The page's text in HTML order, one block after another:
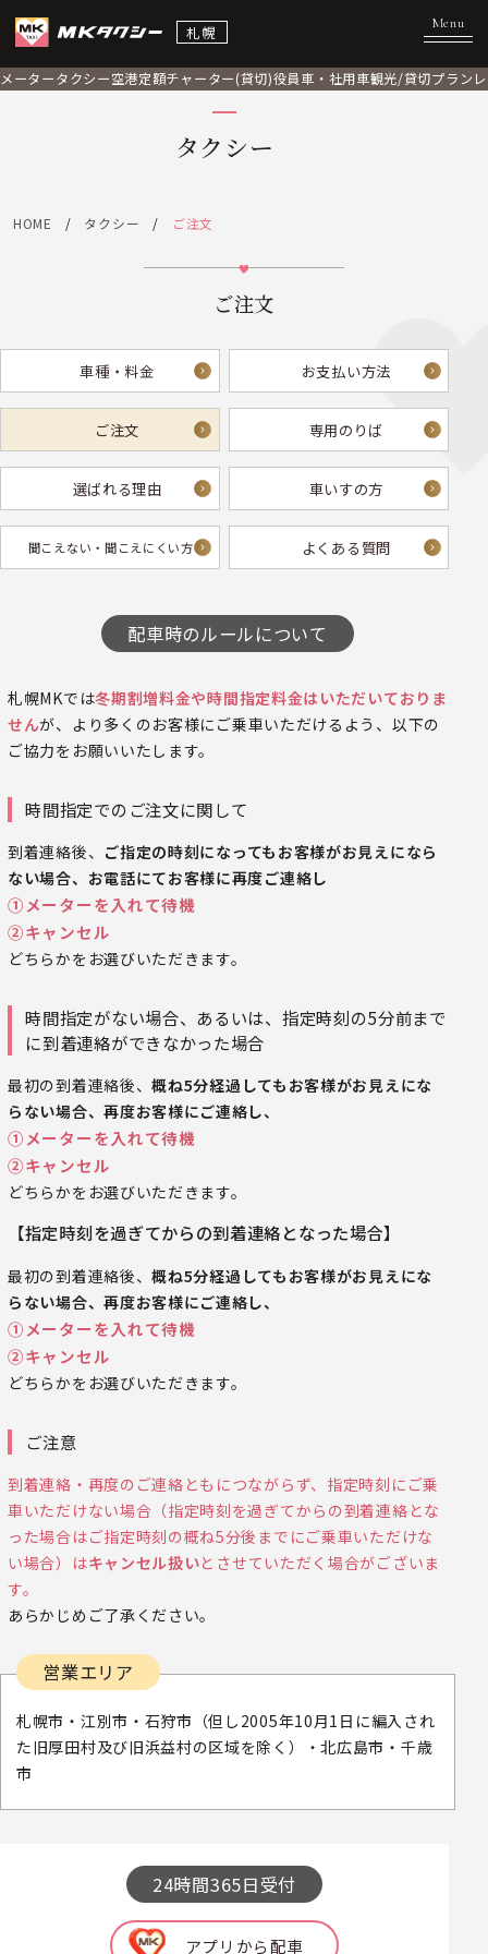
札幌
メータータクシー空港定額チャーター(貸切)役員車・社用車観光/貸切プラン
タクシー
HOME タクシー ご注文
ご注文
車種・料金 お支払い方法
ご注文 専用のりば
選ばれる理由 車いすの方
聞こえない・ 聞こえにくい方へ よくある質問
配車時のルールについて
札幌MKでは冬期割増料金や時間指定料金はいただいておりま
せんが、 より多くのお客様にご乗車いただけるよう、以下の
ご協力をお願いいたします。
時間指定でのご注文に関して
到着連絡後、 ご指定の時刻になってもお客様がお見えになら
ない場合、お電話にてお客様に再度ご連絡し
①メーターを入れて待機
②キャンセル
どちらかをお選びいただきます。
時間指定がない場合、あるいは、指定時刻の5分前まで
に到着連絡ができなかった場合
最初の到着連絡後、概ね5分経過してもお客様がお見えにな
らない場合、再度お客様にご連絡し、
①メーターを入れて待機
②キャンセル
どちらかをお選びいただきます。
【指定時刻を過ぎてからの到着連絡となった場合】
最初の到着連絡後、概ね5分経過してもお客様がお見えにな
らない場合、再度お客様にご連絡し、
①メーターを入れて待機
②キャンセル
どちらかをお選びいただきます。
ご注意
到着連絡・再度のご連絡ともにつながらず、指定時刻にご乗
車いただけない場合（指定時刻を過ぎてからの到着連絡とな
った場合はご指定時刻の概ね5分後までにご乗車いただけな
い場合）はキャンセル扱いとさせていただく場合がございま
す。
あらかじめご了承ください。
営業エリア
札幌市・江別市・石狩市（但し2005年10月1日に編入され
た旧厚田村及び旧浜益村の区域を除く）・北広島市・千歳
市
24時間365日受付
アプリから配車